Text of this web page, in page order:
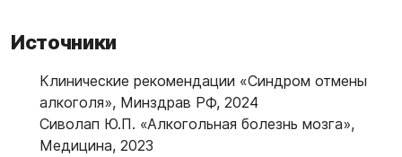
Источники
Клинические рекомендации «Синдром отмены
алкоголя», Минздрав РФ, 2024
Сиволап Ю.П. «Алкогольная болезнь мозга»,
Медицина, 2023